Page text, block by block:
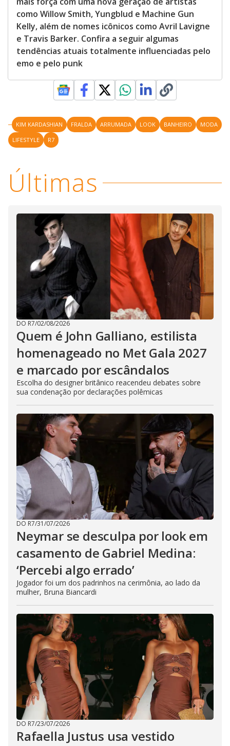
como Willow Smith, Yungblud e Machine Gun
Kelly, além de nomes icônicos como Avril Lavigne
e Travis Barker. Confira a seguir algumas
tendências atuais totalmente influenciadas pelo
emo e pelo punk
KIM KARDASHIAN FRALDA ARRUMADA LOOK BANHEIRO
MODA
LIFESTYLE
R7
Últimas
DO R7/02/08/2026
Quem é John Galliano, estilista
homenageado no Met Gala 2027
e marcado por escândalos
Escolha do designer britânico reacendeu debates sobre
sua condenação por declarações polêmicas
DO R7/31/07/2026
Neymar se desculpa por look em
casamento de Gabriel Medina:
‘Percebi algo errado’
Jogador foi um dos padrinhos na cerimônia, ao lado da
mulher, Bruna Biancardi
DO R7/23/07/2026
Rafaella Justus usa vestido